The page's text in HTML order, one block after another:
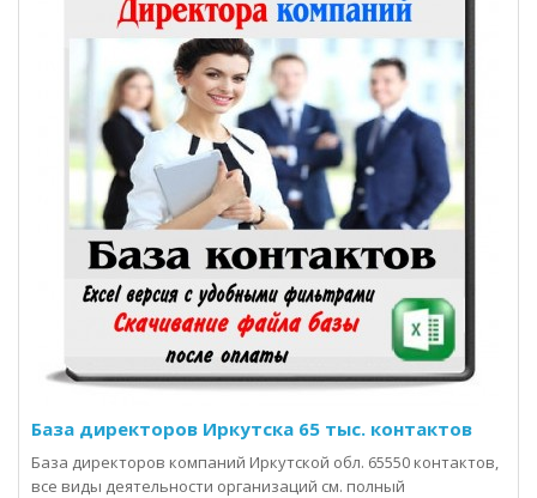
База директоров Иркутска 65 тыс. контактов
База директоров компаний Иркутской обл. 65550 контактов,
все виды деятельности организаций см. полный